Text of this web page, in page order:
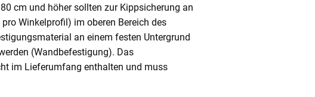
cm und höher sollten zur Kippsicherung an
Winkelprofil) im oberen Bereich des
an einem festen Untergrund
(Wandbefestigung). Das
im Lieferumfang enthalten und muss